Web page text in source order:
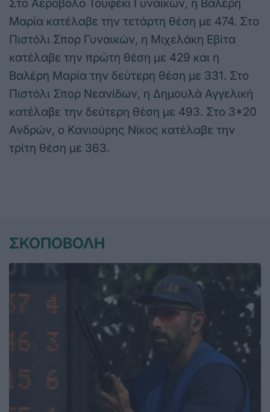
Στο Αεροβόλο Τουφέκι Γυναικών, η Βαλέρη
Μαρία κατέλαβε την τετάρτη θέση με 474. Στο
Πιστόλι Σπορ Γυναικών, η Μιχελάκη Εβίτα
κατέλαβε την πρώτη θέση με 429 και η
Βαλέρη Μαρία την δεύτερη θέση με 331. Στο
Πιστόλι Σπορ Νεανίδων, η Δημουλά Αγγελική
κατέλαβε την δεύτερη θέση με 493. Στο 3*20
Ανδρών, ο Κανιούρης Νίκος κατέλαβε την
τρίτη θέση με 363.
ΣΚΟΠΟΒΟΛΗ